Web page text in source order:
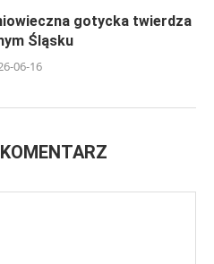
gotycka twierdza
Śląsku
06-16